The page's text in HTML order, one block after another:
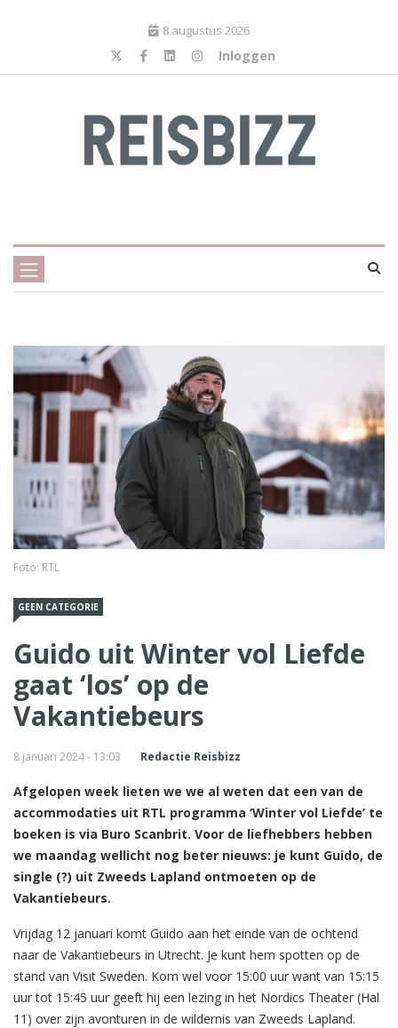
8 augustus 2026
Inloggen
Foto: RTL
GEEN CATEGORIE
Guido uit Winter vol Liefde
gaat ‘los’ op de
Vakantiebeurs
8 januari 2024 - 13:03 Redactie Reisbizz
Afgelopen week lieten we we al weten dat een van de
accommodaties uit RTL programma ‘Winter vol Liefde’ te
boeken is via Buro Scanbrit. Voor de liefhebbers hebben
we maandag wellicht nog beter nieuws: je kunt Guido, de
single (?) uit Zweeds Lapland ontmoeten op de
Vakantiebeurs.
Vrijdag 12 januari komt Guido aan het einde van de ochtend
naar de Vakantiebeurs in Utrecht. Je kunt hem spotten op de
stand van Visit Sweden. Kom wel voor 15:00 uur want van 15:15
uur tot 15:45 uur geeft hij een lezing in het Nordics Theater (Hal
11) over zijn avonturen in de wildernis van Zweeds Lapland.